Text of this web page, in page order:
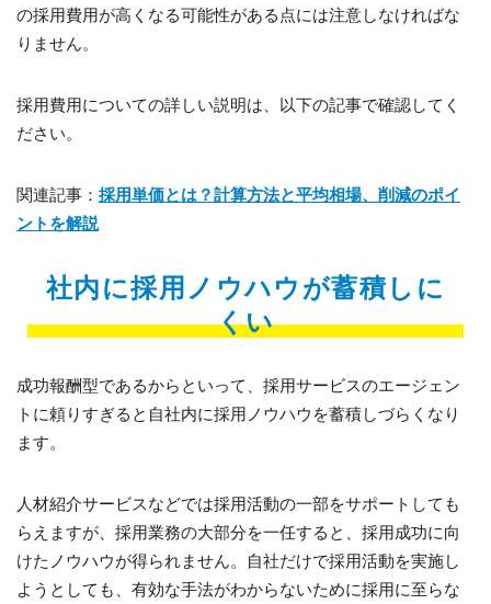
の採用費用が高くなる可能性がある点には注意しなければな
りません。
採用費用についての詳しい説明は、以下の記事で確認してく
ださい。
関連記事： 採用単価とは？計算方法と平均相場、削減のポイ
ントを解説
社内に採用ノウハウが蓄積しに
くい
成功報酬型であるからといって、採用サービスのエージェン
トに頼りすぎると自社内に採用ノウハウを蓄積しづらくなり
ます。
人材紹介サービスなどでは採用活動の一部をサポートしても
らえますが、採用業務の大部分を一任すると、採用成功に向
けたノウハウが得られません。自社だけで採用活動を実施し
ようとしても、有効な手法がわからないために採用に至らな